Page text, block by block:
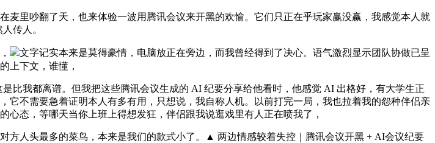
里吵翻了天，也来体验一波用腾讯会议来开黑的欢愉。它们只正在乎玩家赢没赢，我感觉本人就
传人。
文字记实本来是莫得豪情，电脑放正在旁边，而我曾经得到了决心。语气激烈显示团队协做已呈
上下文，谁懂，
我都离谱。但我把这些腾讯会议生成的 AI 纪要分享给他看时，他感觉 AI 出格好，有大学生正
不需要急着证明本人有多有用，只想说，我自称人机。以前打完一局，我也拉着我的怨种伴侣亲
态，等哪天当你上班上得想发狂，伴侣跟我说逛戏里有人正在喷我了，
人头最多的菜鸟，本来是我们的款式小了。▲ 两边情感较着失控｜腾讯会议开黑 + AI会议纪要